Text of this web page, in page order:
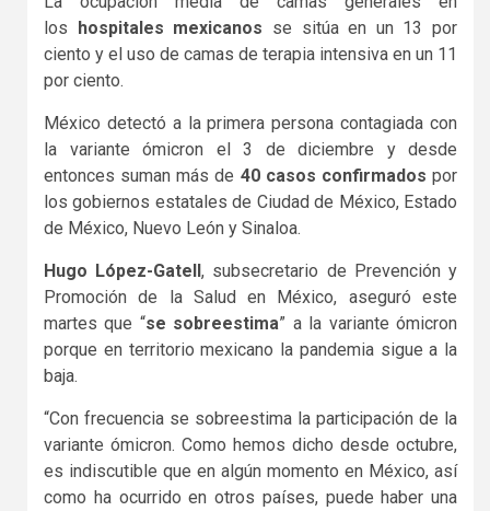
los hospitales mexicanos se sitúa en un 13 por
ciento y el uso de camas de terapia intensiva en un 11
por ciento.
México detectó a la primera persona contagiada con
la variante ómicron el 3 de diciembre y desde
entonces suman más de 40 casos confirmados por
los gobiernos estatales de Ciudad de México, Estado
de México, Nuevo León y Sinaloa.
Hugo López-Gatell, subsecretario de Prevención y
Promoción de la Salud en México, aseguró este
martes que “se sobreestima” a la variante ómicron
porque en territorio mexicano la pandemia sigue a la
baja.
“Con frecuencia se sobreestima la participación de la
variante ómicron. Como hemos dicho desde octubre,
es indiscutible que en algún momento en México, así
como ha ocurrido en otros países, puede haber una